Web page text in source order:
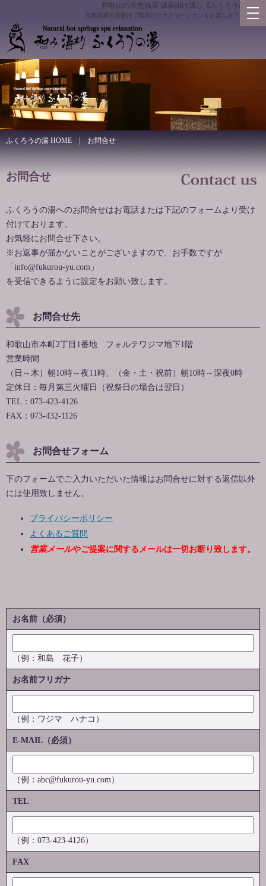
和歌山の天然温泉 源泉掛け流し【ふくろうの湯】
天然温泉と岩盤浴で最高のリラクゼーションをお楽しみ下さい。
ふくろうの湯 HOME | お問合せ
お問合せ
ふくろうの湯へのお問合せはお電話または下記のフォームより受け
付けております。
お気軽にお問合せ下さい。
※お返事が届かないことがございますので、お手数ですが
「info@fukurou-yu.com」
を受信できるように設定をお願い致します。
お問合せ先
和歌山市本町2丁目1番地 フォルテワジマ地下1階
営業時間
（日～木）朝10時～夜11時、（金・土・祝前）朝10時～深夜0時
定休日：毎月第三火曜日（祝祭日の場合は翌日）
TEL：073-423-4126
FAX：073-432-1126
お問合せフォーム
下のフォームでご入力いただいた情報はお問合せに対する返信以外
には使用致しません。
プライバシーポリシー
よくあるご質問
営業メールやご提案に関するメールは一切お断り致します。
お名前（必須）
（例：和島 花子）
お名前フリガナ
（例：ワジマ ハナコ）
E-MAIL（必須）
（例：abc@fukurou-yu.com）
TEL
（例：073-423-4126）
FAX